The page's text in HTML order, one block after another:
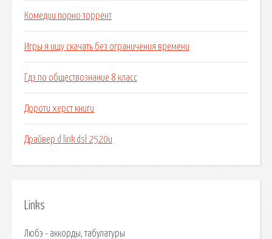
Комедии порно торрент
Игры я ищу скачать без ограничения времени
Гдз по обществознание 8 класс
Дороти херст книги
Драйвер d link dsl 2520u
Links
Любэ - аккорды, табулатуры